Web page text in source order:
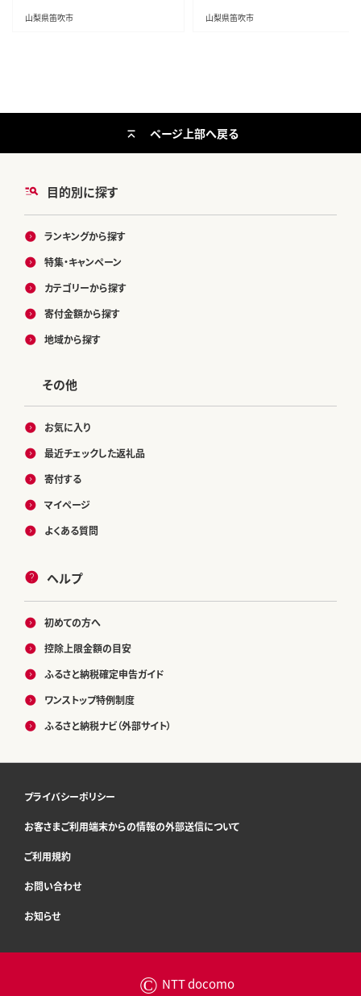
山梨県笛吹市 山梨県笛吹市
目的別に探す
ランキングから探す
特集・キャンペーン
カテゴリーから探す
寄付金額から探す
地域から探す
その他
お気に入り
最近チェックした返礼品
寄付する
マイページ
よくある質問
ヘルプ
初めての方へ
控除上限金額の目安
ふるさと納税確定申告ガイド
ワンストップ特例制度
ふるさと納税ナビ（外部サイト）
ページ上部へ戻る
プライバシーポリシー
お客さまご利用端末からの情報の外部送信について
ご利用規約
お問い合わせ
お知らせ
© NTT docomo